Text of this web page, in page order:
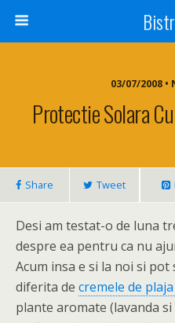
03/07/2008
Protectie Solara
Share Tweet
Desi am testat-o de luna
despre ea pentru ca nu
Acum insa e si la noi si pot
diferita de cremele de plaja
plante aromate (lavanda